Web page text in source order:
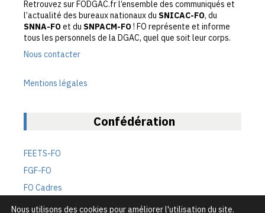
Retrouvez sur FODGAC.fr l’ensemble des communiqués et
l’actualité des bureaux nationaux du SNICAC-FO, du
SNNA-FOet du SNPACM-FO! FO représente et informe
tous les personnels de la DGAC, quel que soit leur corps.
Nous contacter
Mentions légales
Confédération
FEETS-FO
FGF-FO
FO Cadres
FO Défense
Nous utilisons des cookies pour améliorer l'utilisation du site.